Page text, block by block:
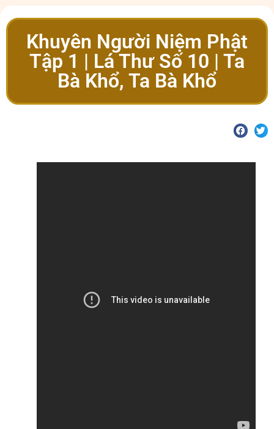
Khuyên Người Niệm Phật
Tập 1 | Lá Thư Số 10 | Ta
Bà Khổ, Ta Bà Khổ